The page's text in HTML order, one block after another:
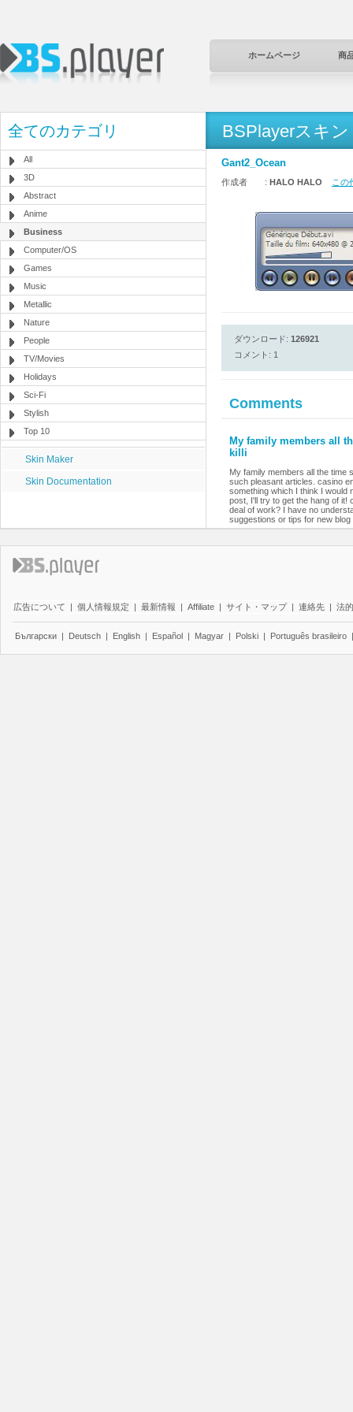
ホームページ 商
全てのカテゴリ
All
3D
Abstract
Anime
Business
Computer/OS
Games
Music
Metallic
Nature
People
TV/Movies
Holidays
Sci-Fi
Stylish
Top 10
Skin Maker
Skin Documentation
BSPlayerスキン
Gant2_Ocean
作成者 : HALO HALO こ
ダウンロード: 126921
コメント: 1
Comments
My family members all
killi
My family members all the time
such pleasant articles. casino
something which I think I would
post, I'll try to get the hang of it!
deal of work? I have no
suggestions or tips for new
広告について | 個人情報規定 | 最新情報 | Affiliate | サイト・マップ | 連絡先 | 法
Български | Deutsch | English | Español | Magyar | Polski | Português brasileiro